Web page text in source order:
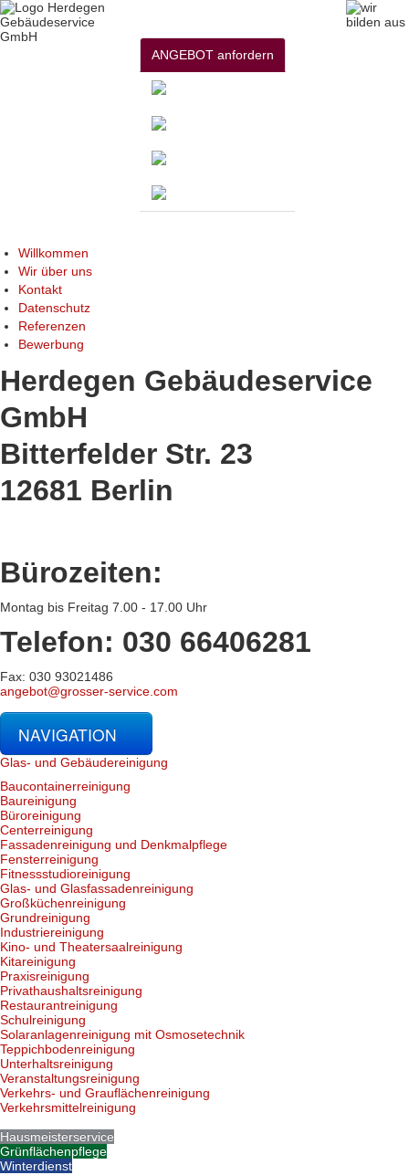
ANGEBOT anfordern
Willkommen
Wir über uns
Kontakt
Datenschutz
Referenzen
Bewerbung
Herdegen Gebäudeservice
GmbH
Bitterfelder Str. 23
12681 Berlin
Bürozeiten:
Montag bis Freitag 7.00 - 17.00 Uhr
Telefon: 030 66406281
Fax: 030 93021486
angebot@grosser-service.com
NAVIGATION
Glas- und Gebäudereinigung
Baucontainerreinigung
Baureinigung
Büroreinigung
Centerreinigung
Fassadenreinigung und Denkmalpflege
Fensterreinigung
Fitnessstudioreinigung
Glas- und Glasfassadenreinigung
Großküchenreinigung
Grundreinigung
Industriereinigung
Kino- und Theatersaalreinigung
Kitareinigung
Praxisreinigung
Privathaushaltsreinigung
Restaurantreinigung
Schulreinigung
Solaranlagenreinigung mit Osmosetechnik
Teppichbodenreinigung
Unterhaltsreinigung
Veranstaltungsreinigung
Verkehrs- und Grauflächenreinigung
Verkehrsmittelreinigung
Hausmeisterservice
Grünflächenpflege
Winterdienst